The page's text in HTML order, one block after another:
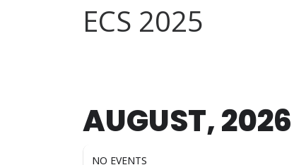
ECS 2025
AUGUST, 2026
NO EVENTS